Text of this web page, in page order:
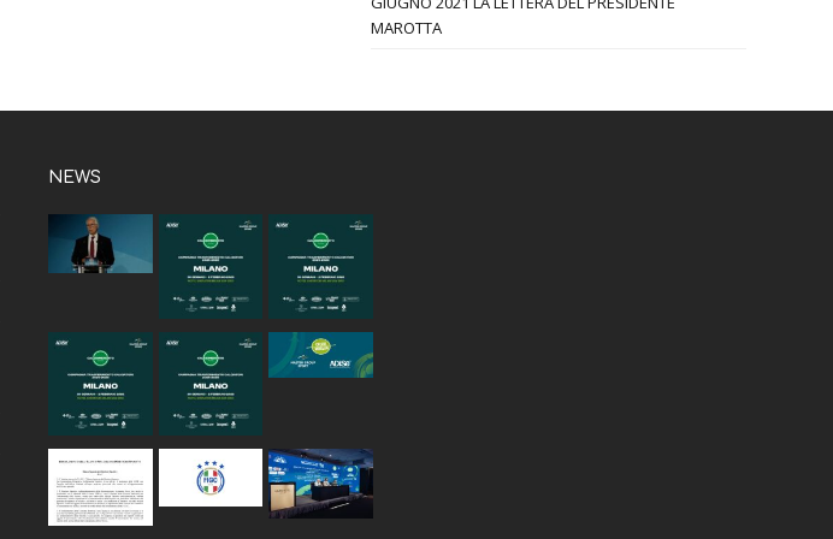
MAROTTA
NEWS